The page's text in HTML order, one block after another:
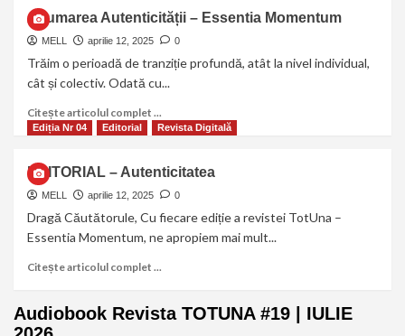
Asumarea Autenticității – Essentia Momentum
MELL aprilie 12, 2025 0
Trăim o perioadă de tranziție profundă, atât la nivel individual,
cât și colectiv. Odată cu...
Citește articolul complet ...
Ediția Nr 04 Editorial Revista Digitală
EDITORIAL – Autenticitatea
MELL aprilie 12, 2025 0
Dragă Căutătorule, Cu fiecare ediție a revistei TotUna –
Essentia Momentum, ne apropiem mai mult...
Citește articolul complet ...
Audiobook Revista TOTUNA #19 | IULIE